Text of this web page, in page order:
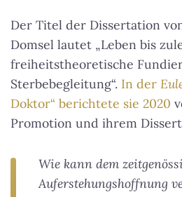
Der Titel der Dissertation
Domsel lautet „Leben bis
freiheitstheoretische
Sterbebegleitung“. In der
Doktor“ berichtete sie 2020
Promotion und ihrem
Wie kann dem
Auferstehungshoffnung